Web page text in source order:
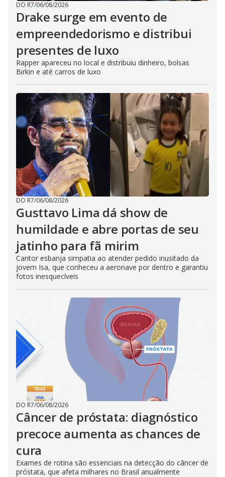
DO R7/06/08/2026
Drake surge em evento de
empreendedorismo e distribui
presentes de luxo
Rapper apareceu no local e distribuiu dinheiro, bolsas
Birkin e até carros de luxo
DO R7/06/08/2026
Gusttavo Lima dá show de
humildade e abre portas de seu
jatinho para fã mirim
Cantor esbanja simpatia ao atender pedido inusitado da
jovem Isa, que conheceu a aeronave por dentro e garantiu
fotos inesquecíveis
DO R7/06/08/2026
Câncer de próstata: diagnóstico
precoce aumenta as chances de
cura
Exames de rotina são essenciais na detecção do câncer de
próstata, que afeta milhares no Brasil anualmente